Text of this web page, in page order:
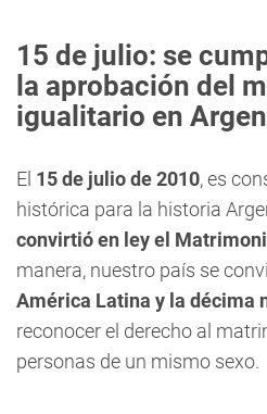
15 de julio: se
la aprobación del
igualitario en
El 15 de julio de 2010, es
histórica para la historia
convirtió en ley el
manera, nuestro país se
América Latina y la décima
reconocer el derecho al
personas de un mismo sexo.